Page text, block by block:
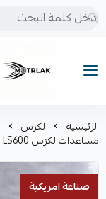
Motrlak
الرئيسية لكزس
مساعدات لكزس LS460 LS600 بديل الهيدروليك
صناعة امريكية